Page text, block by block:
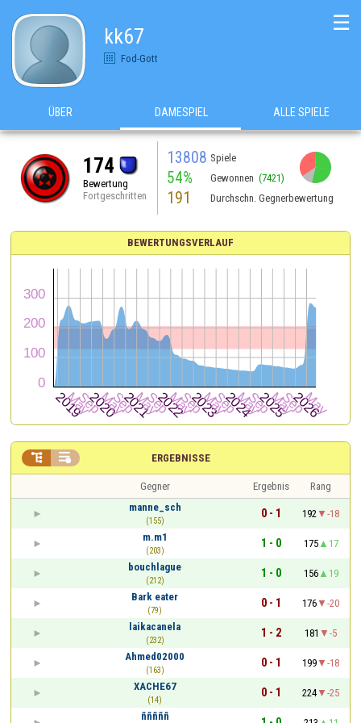
kk67
Fod-Gott
☰
ÜBER DAMESPIEL ALLE SPIELE
174
Bewertung
Fortgeschritten
13808 Spiele
54% Gewonnen (7421)
191 Durchschn. Gegnerbewertung
BEWERTUNGSVERLAUF
ERGEBNISSE
 
Gegner Ergebnis
Rang
manne_sch
(155)
0 - 1 192
-18
m.m1
(203)
1 - 0 175
17
bouchlague
(212)
1 - 0 156
19
Bark eater
(79)
0 - 1 176
-20
laikacanela
(232)
1 - 2 181
-5
Ahmed02000
(163)
0 - 1 199
-18
XACHE67
(14)
0 - 1 224
-25
ñññññ